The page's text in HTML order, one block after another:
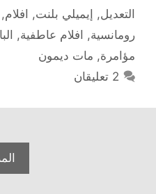
التعديل, إيميلي بلنت, افلام,
رومانسية, افلام عاطفية,
مؤامرة, مات ديمون
2 تعليقان